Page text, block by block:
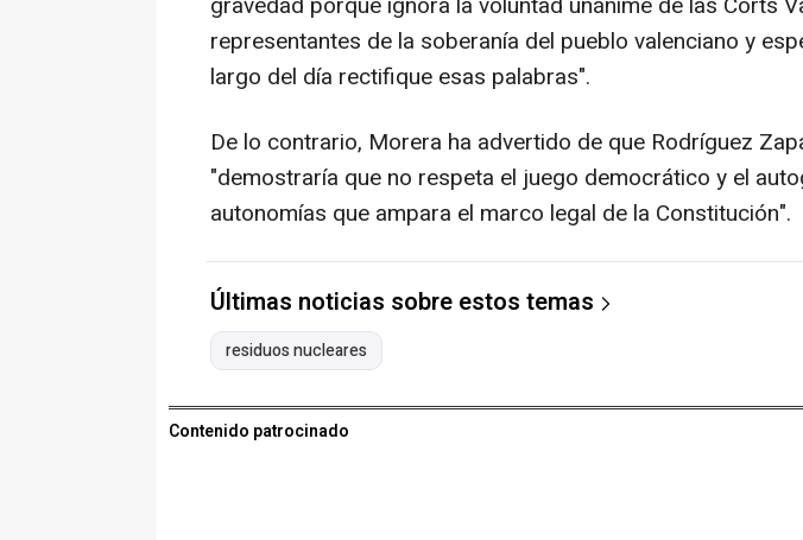
representantes de la soberanía del pueblo valenciano y
largo del día rectifique esas palabras".
De lo contrario, Morera ha advertido de que Rodríguez
"demostraría que no respeta el juego democrático y el
autonomías que ampara el marco legal de la Constitución".
Últimas noticias sobre estos temas
residuos nucleares
Contenido patrocinado